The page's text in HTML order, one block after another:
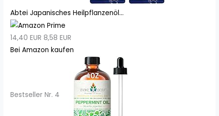
Abtei Japanisches Heilpflanzenöl...
14,40 EUR 8,58 EUR
Bei Amazon kaufen
Bestseller Nr. 4